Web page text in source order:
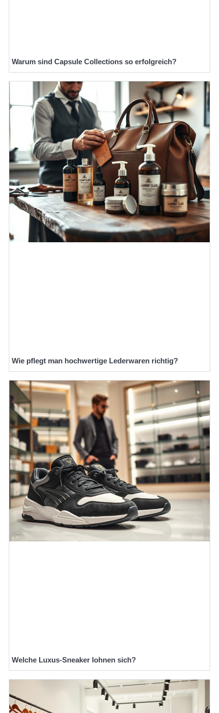
Warum sind Capsule Collections so erfolgreich?
Wie pflegt man hochwertige Lederwaren richtig?
Welche Luxus-Sneaker lohnen sich?